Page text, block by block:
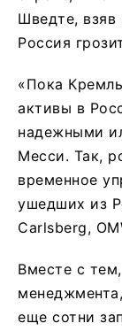
Шведте, взяв
Россия
«Пока
активы в
надежными
Месси. Так,
временное
ушедших из
Carlsberg,
Вместе с
еще сотни